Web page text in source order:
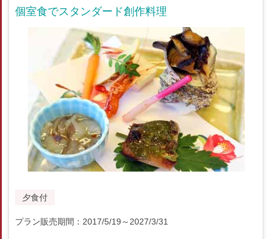
個室食でスタンダード創作料理
夕食付
プラン販売期間：2017/5/19～2027/3/31